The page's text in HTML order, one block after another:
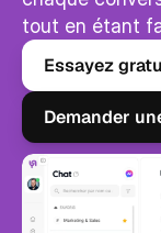
tout en étant
Essayez
Demander